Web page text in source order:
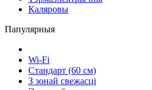
Каляровы
Папулярныя
Wi-Fi
Стандарт (60 см)
З зонай свежасці